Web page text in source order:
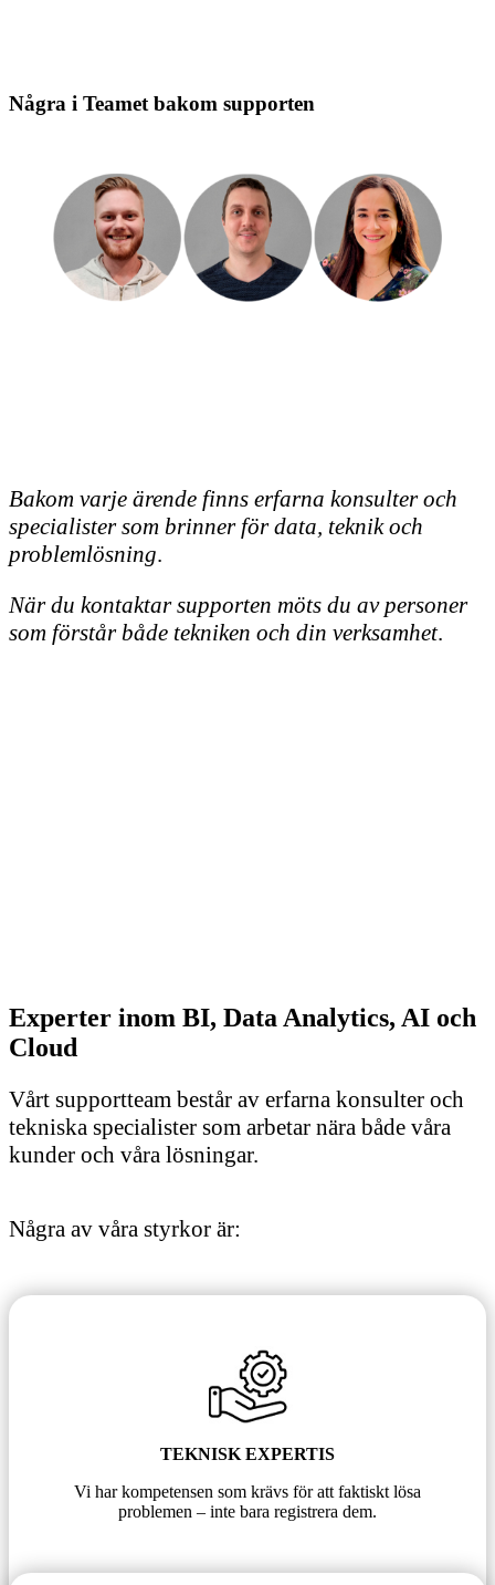
Några i Teamet bakom supporten
Bakom varje ärende finns erfarna konsulter och
specialister som brinner för data, teknik och
problemlösning.
När du kontaktar supporten möts du av personer
som förstår både tekniken och din verksamhet.
Experter inom BI, Data Analytics, AI och
Cloud
Vårt supportteam består av erfarna konsulter och
tekniska specialister som arbetar nära både våra
kunder och våra lösningar.
Några av våra styrkor är:
TEKNISK EXPERTIS
Vi har kompetensen som krävs för att faktiskt lösa
problemen – inte bara registrera dem.